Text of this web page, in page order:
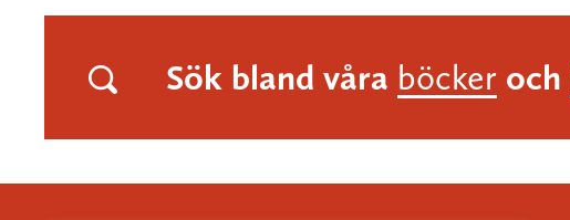
Sök bland våra böcker och